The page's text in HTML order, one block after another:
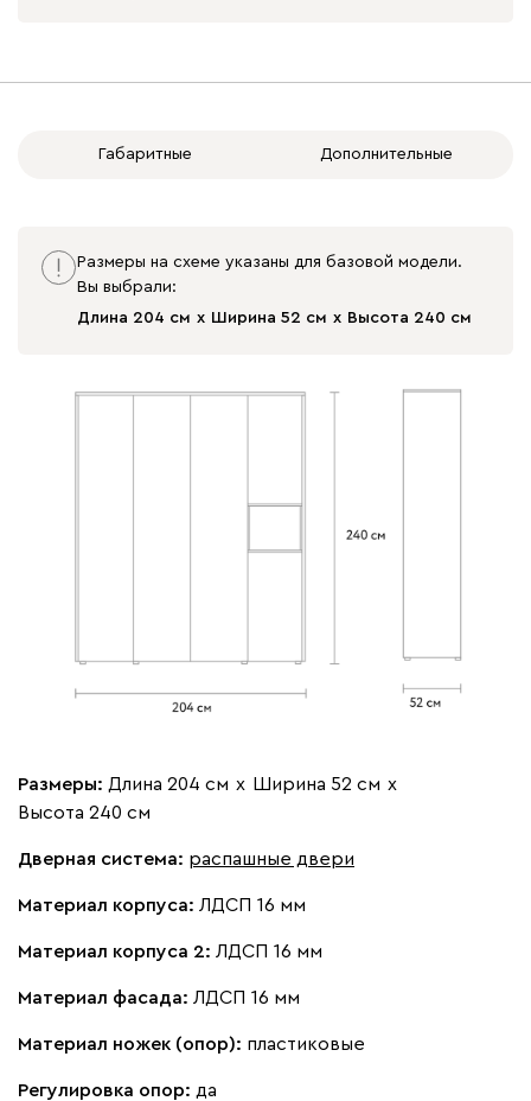
Габаритные Дополнительные
Размеры на схеме указаны для базовой модели.
Вы выбрали:
Длина 204 см
Ширина 52 см Высота 240 см
Размеры: Длина 204 см х Ширина 52 см х
Высота 240 см
Дверная система: распашные двери
Материал корпуса: ЛДСП 16 мм
Материал корпуса 2: ЛДСП 16 мм
Материал фасада: ЛДСП 16 мм
Материал ножек (опор): пластиковые
Регулировка опор: да